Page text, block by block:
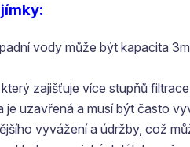
vody může být kapacita
zajišťuje více stupňů
je uzavřená a musí být často
vyvážení a údržby, což